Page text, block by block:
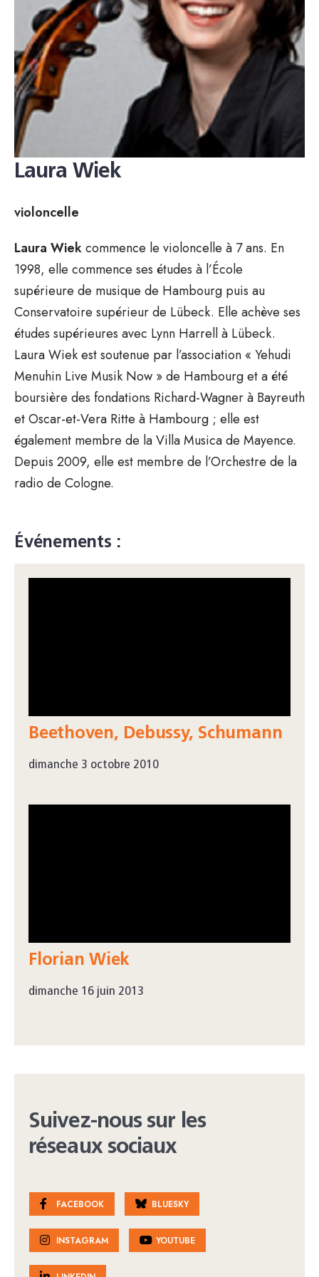
Laura Wiek
violoncelle
Laura Wiekcommence le violoncelle à 7 ans. En
1998, elle commence ses études à l’École
supérieure de musique de Hambourg puis au
Conservatoire supérieur de Lübeck. Elle achève ses
études supérieures avec Lynn Harrell à Lübeck.
Laura Wiek est soutenue par l’association « Yehudi
Menuhin Live Musik Now » de Hambourg et a été
boursière des fondations Richard-Wagner à Bayreuth
et Oscar-et-Vera Ritte à Hambourg ; elle est
également membre de la Villa Musica de Mayence.
Depuis 2009, elle est membre de l’Orchestre de la
radio de Cologne.
Événements :
Beethoven, Debussy, Schumann
dimanche 3 octobre 2010
Florian Wiek
dimanche 16 juin 2013
Suivez-nous sur les
réseaux sociaux
FACEBOOK BLUESKY
INSTAGRAM YOUTUBE